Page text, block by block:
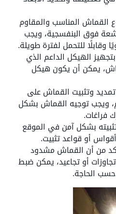
القماش المناسب والمقاوم
فوق البنفسجية، ويجب
وقابلًا للتحمل لفترة طويلة.
الهيكل الداعم الذي
يمكن أن يكون هيكل
وتثبيت القماش على
ويجب توجيه القماش بشكل
فراغات.
بشكل آمن في الموقع
أو قواعد تثبيت.
من أن القماش مشدود
أو تجاعيد، يمكن ضبط
حسب الحاجة.